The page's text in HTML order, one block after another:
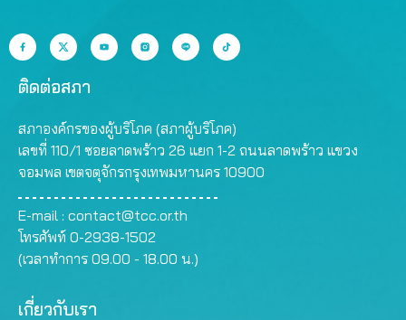
ติดต่อสภา
สภาองค์กรของผู้บริโภค (สภาผู้บริโภค)
เลขที่ 110/1 ซอยลาดพร้าว 26 แยก 1-2 ถนนลาดพร้าว แขวง
จอมพล เขตจตุจักรกรุงเทพมหานคร 10900
E-mail : contact@tcc.or.th
โทรศัพท์ 0-2938-1502
(เวลาทำการ 09.00 - 18.00 น.)
เกี่ยวกับเรา